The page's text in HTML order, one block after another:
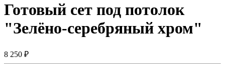
Готовый сет под потолок
"Зелёно-серебряный хром"
8 250 ₽